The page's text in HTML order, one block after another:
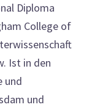
Diploma
College of
Ist in den
und
und